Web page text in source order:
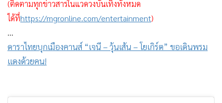
(ติดตามทุกข่าวสารในแวดวงบันเทิงทั้งหมด
ได้ที่https://mgronline.com/entertainment)
...
ดาราไทยบุกเมืองคานส์ “เจนี – วุ้นเส้น – โยเกิร์ต” ขอเดินพรม
แดงด้วยคน!